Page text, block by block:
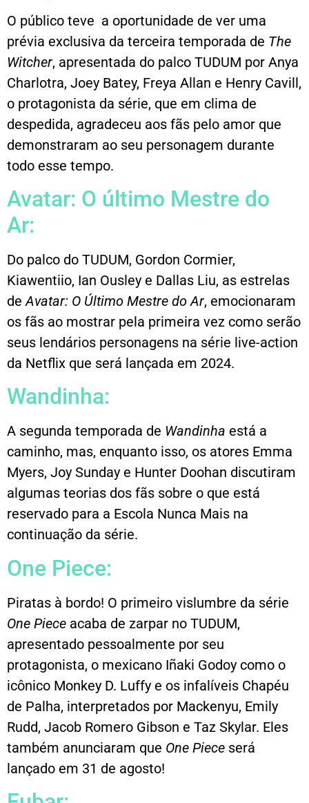
O público teve a oportunidade de ver uma
prévia exclusiva da terceira temporada de The
Witcher, apresentada do palco TUDUM por Anya
Charlotra, Joey Batey, Freya Allan e Henry Cavill,
o protagonista da série, que em clima de
despedida, agradeceu aos fãs pelo amor que
demonstraram ao seu personagem durante
todo esse tempo.
Avatar: O último Mestre do
Ar:
Do palco do TUDUM, Gordon Cormier,
Kiawentiio, Ian Ousley e Dallas Liu, as estrelas
deAvatar: O Último Mestre do Ar, emocionaram
os fãs ao mostrar pela primeira vez como serão
seus lendários personagens na série live-action
da Netflix que será lançada em 2024.
Wandinha:
A segunda temporada de Wandinha está a
caminho, mas, enquanto isso, os atores Emma
Myers, Joy Sunday e Hunter Doohan discutiram
algumas teorias dos fãs sobre o que está
reservado para a Escola Nunca Mais na
continuação da série.
One Piece:
Piratas à bordo! O primeiro vislumbre da série
One Piece acaba de zarpar no TUDUM,
apresentado pessoalmente por seu
protagonista, o mexicano Iñaki Godoy como o
icônico Monkey D. Luffy e os infalíveis Chapéu
de Palha, interpretados por Mackenyu, Emily
Rudd, Jacob Romero Gibson e Taz Skylar. Eles
também anunciaram que One Piece será
lançado em 31 de agosto!